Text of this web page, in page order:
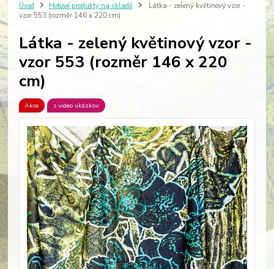
Úvod Hotové produkty na skladě
Látka - zelený květinový vzor -
vzor 553 (rozměr 146 x 220 cm)
Látka - zelený květinový vzor -
vzor 553 (rozměr 146 x 220
cm)
Akce s video ukázkou